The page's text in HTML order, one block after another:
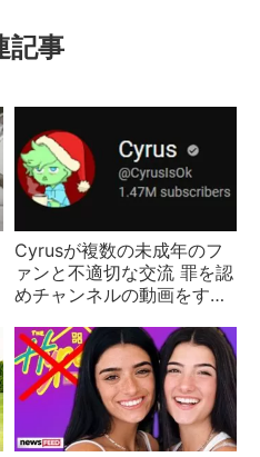
記事
Cyrusが複数の未成年のフ
ァンと不適切な交流 罪を認
めチャンネルの動画をすべ